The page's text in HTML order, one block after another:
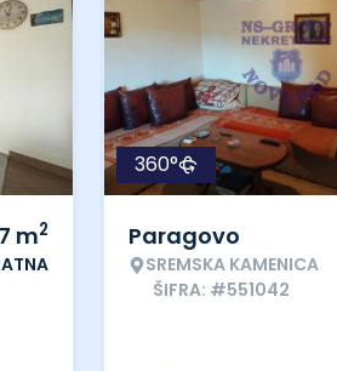
m2
360°
Paragovo
SREMSKA KAMENICA
ŠIFRA: #551042